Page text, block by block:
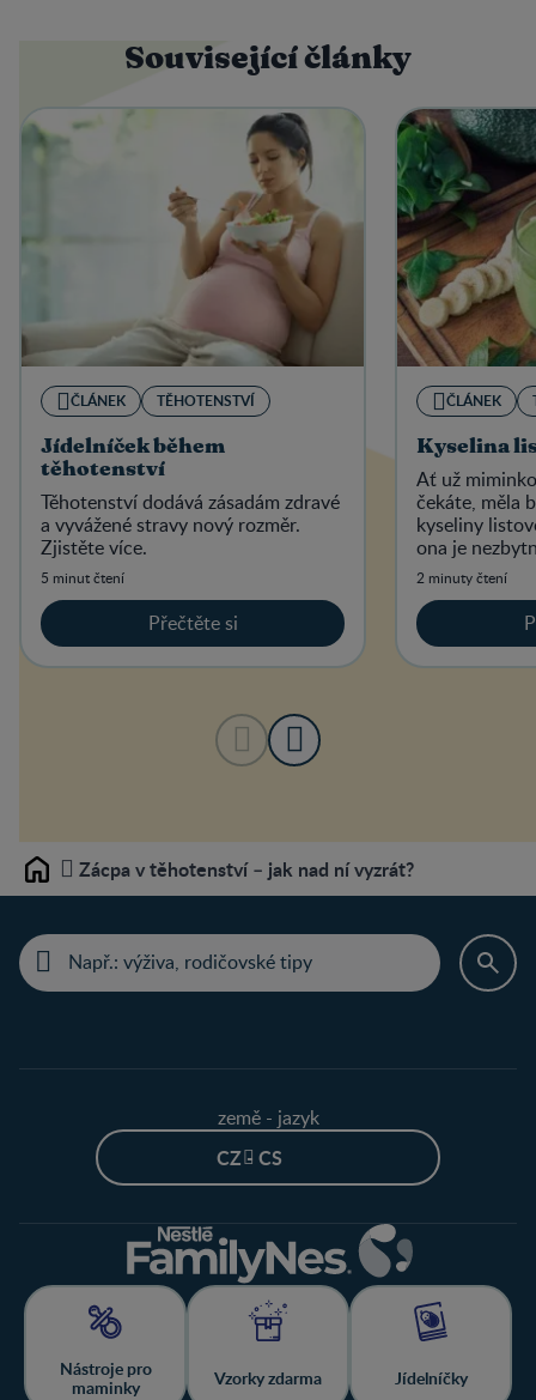
Související články
ČLÁNEK TĚHOTENSTVÍ
Jídelníček během
těhotenství
Těhotenství dodává zásadám zdravé
a vyvážené stravy nový rozměr.
Zjistěte více.
5 minut čtení
Přečtěte si
ČLÁNEK
Kyselina
Ať už
čekáte, měla
kyseliny
ona je
vývoj plodu.
2 minuty čtení
Home Zácpa v těhotenství – jak nad ní vyzrát?
země - jazyk
CZ - CS
Nástroje pro
maminky
Vzorky zdarma Jídelníčky